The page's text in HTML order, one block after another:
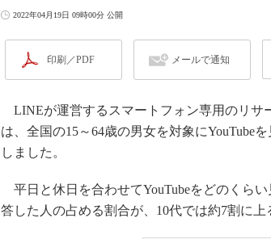
2022年04月19日 09時00分 公開
印刷／PDF メールで通知
LINEが運営するスマートフォン専用のリサ
は、全国の15～64歳の男女を対象にYouTube
しました。
平日と休日を合わせてYouTubeをどのくら
答した人の占める割合が、10代では約7割に上